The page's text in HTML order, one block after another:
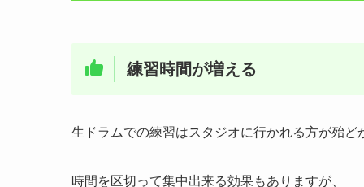
練習時間が増える
生ドラムでの練習はスタジオに行かれる方が殆ど
時間を区切って集中出来る効果もありますが、